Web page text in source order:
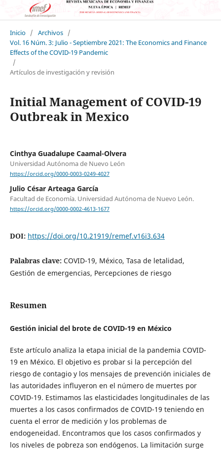
Inicio / Archivos /
Vol. 16 Núm. 3: Julio - Septiembre 2021: The Economics and Finance
Effects of the COVID-19 Pandemic
/
Artículos de investigación y revisión
Initial Management of COVID-19
Outbreak in Mexico
Cinthya Guadalupe Caamal-Olvera
Universidad Autónoma de Nuevo León
https://orcid.org/0000-0003-0249-4027
Julio César Arteaga García
Facultad de Economía. Universidad Autónoma de Nuevo León.
https://orcid.org/0000-0002-4613-1677
DOI: https://doi.org/10.21919/remef.v16i3.634
Palabras clave: COVID-19, México, Tasa de letalidad,
Gestión de emergencias, Percepciones de riesgo
Resumen
Gestión inicial del brote de COVID-19 en México
Este artículo analiza la etapa inicial de la pandemia COVID-
19 en México. El objetivo es probar si la percepción del
riesgo de contagio y los mensajes de prevención iniciales de
las autoridades influyeron en el número de muertes por
COVID-19. Estimamos las elasticidades longitudinales de las
muertes a los casos confirmados de COVID-19 teniendo en
cuenta el error de medición y los problemas de
endogeneidad. Encontramos que los casos confirmados y
los niveles de pobreza son endógenos. La limitación surge